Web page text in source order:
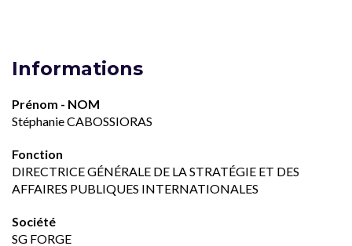
Informations
Prénom - NOM
Stéphanie CABOSSIORAS
Fonction
DIRECTRICE GÉNÉRALE DE LA STRATÉGIE ET DES
AFFAIRES PUBLIQUES INTERNATIONALES
Société
SG FORGE